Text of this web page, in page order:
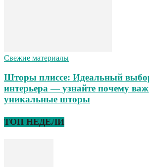
Свежие материалы
Шторы плиссе: Идеальный
интерьера — узнайте почему
уникальные шторы
ТОП НЕДЕЛИ